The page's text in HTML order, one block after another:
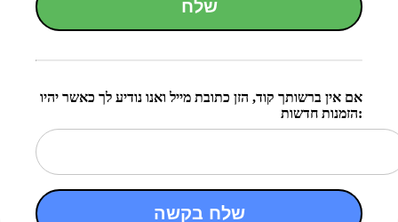
שלח
אם אין ברשותך קוד, הזן כתובת מייל ואנו נודיע לך כאשר יהיו
הזמנות חדשות:
שלח בקשה